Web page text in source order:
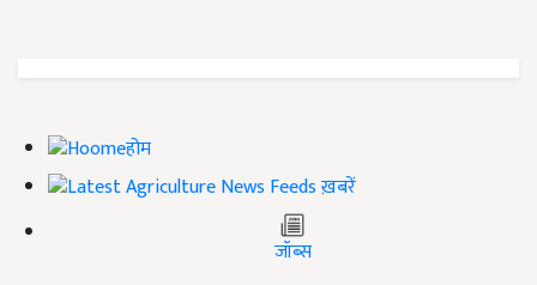
होम
ख़बरें
जॉब्स